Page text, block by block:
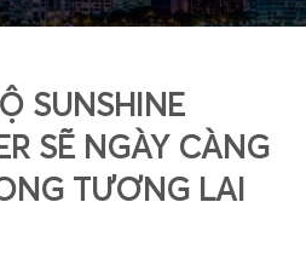
SUNSHINE
SẼ NGÀY CÀNG
TƯƠNG LAI